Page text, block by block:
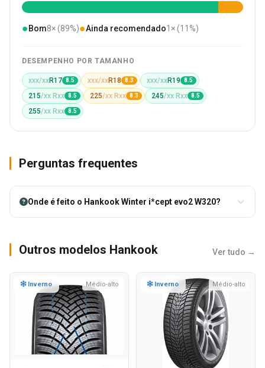
● Bom8× (89%)●Ainda recomendado1× (11%)
DESEMPENHO POR TAMANHO
xxx/xxR17 8.5 xxx/xxR18 8.3 xxx/xxR19 8.5
215/xx Rxx 8.5 225/xx Rxx 8.3 245/xx Rxx 8.5
255/xx Rxx 8.5
Perguntas frequentes
Onde é feito o Hankook Winter i*cept evo2 W320?
Outros modelos Hankook Ver tudo →
Inverno Médio-alto Inverno Médio-alto